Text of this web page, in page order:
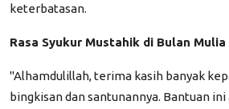
keterbatasan.
​Rasa Syukur Mustahik di Bulan Mulia
​"Alhamdulillah, terima kasih banyak
bingkisan dan santunannya. Bantuan ini